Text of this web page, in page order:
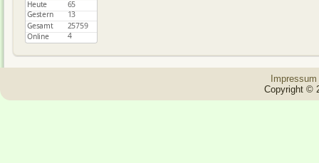
Impressum
Copyright ©